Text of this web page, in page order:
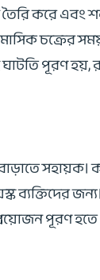
করে
চক্রের
ঘাটতি পূরণ
পূরণ হতে